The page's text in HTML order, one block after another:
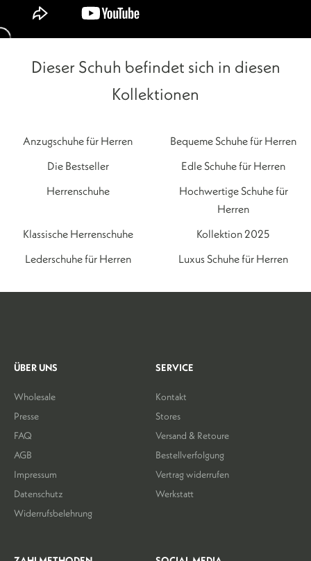
Dieser Schuh befindet sich in diesen
Kollektionen
Anzugschuhe für Herren
Bequeme Schuhe für Herren
Die Bestseller
Edle Schuhe für Herren
Herrenschuhe
Hochwertige Schuhe für
Herren
Klassische Herrenschuhe
Kollektion 2025
Lederschuhe für Herren
Luxus Schuhe für Herren
ÜBER UNS
Wholesale
Presse
FAQ
AGB
Impressum
Datenschutz
Widerrufsbelehrung
SERVICE
Kontakt
Stores
Versand & Retoure
Bestellverfolgung
Vertrag widerrufen
Werkstatt